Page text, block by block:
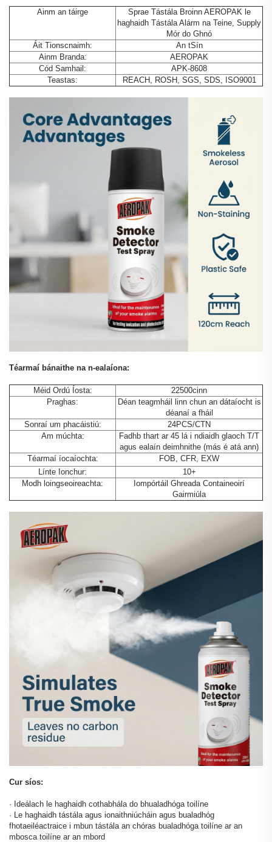
Ainm an táirge
Sprae Tástála Broinn AEROPAK le
haghaidh Tástála Alárm na Teine, Supply
Mór do Ghnó
Áit Tionscnaimh:
An tSín
Ainm Branda:
AEROPAK
Cód Samhail:
APK-8608
Teastas:
REACH, ROSH, SGS, SDS, ISO9001
Téarmaí bánaithe na n-ealaíona:
Méid Ordú Íosta:
22500cinn
Praghas:
Déan teagmháil linn chun an dátaíocht is
déanaí a fháil
Sonraí um phacáistiú:
24PCS/CTN
Am múchta:
Fadhb thart ar 45 lá i ndiaidh glaoch T/T
agus ealaín deimhnithe (más é atá ann)
Téarmaí íocaíochta:
FOB, CFR, EXW
Línte Ionchur:
10+
Modh loingseoireachta:
Iompórtáil Ghreada Containeoirí
Gairmiúla
Cur síos:
· Ideálach le haghaidh cothabhála do bhualadhóga toilíne
· Le haghaidh tástála agus ionaithniúcháin agus bualadhóg
fhotaeiléactraice i mbun tástála an chóras bualadhóga toilíne ar an
mbosca toilíne ar an mbord